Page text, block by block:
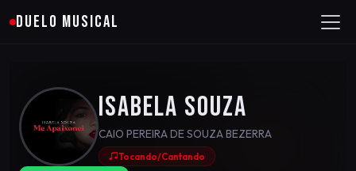
DUELO MUSICAL
Isabela Souza
CAIO PEREIRA DE SOUZA BEZERRA
Tocando/Cantando